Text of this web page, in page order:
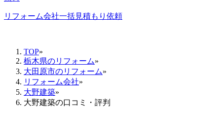
リフォーム会社一括見積もり依頼
TOP»
栃木県のリフォーム»
大田原市のリフォーム»
リフォーム会社»
大野建築»
大野建築の口コミ・評判